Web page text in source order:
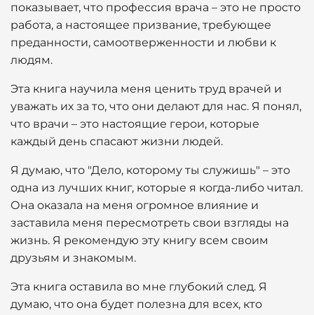
показывает, что профессия врача – это не просто
работа, а настоящее призвание, требующее
преданности, самоотверженности и любви к
людям.
Эта книга научила меня ценить труд врачей и
уважать их за то, что они делают для нас. Я понял,
что врачи – это настоящие герои, которые
каждый день спасают жизни людей.
Я думаю, что "Дело, которому ты служишь" – это
одна из лучших книг, которые я когда-либо читал.
Она оказала на меня огромное влияние и
заставила меня пересмотреть свои взгляды на
жизнь. Я рекомендую эту книгу всем своим
друзьям и знакомым.
Эта книга оставила во мне глубокий след. Я
думаю, что она будет полезна для всех, кто